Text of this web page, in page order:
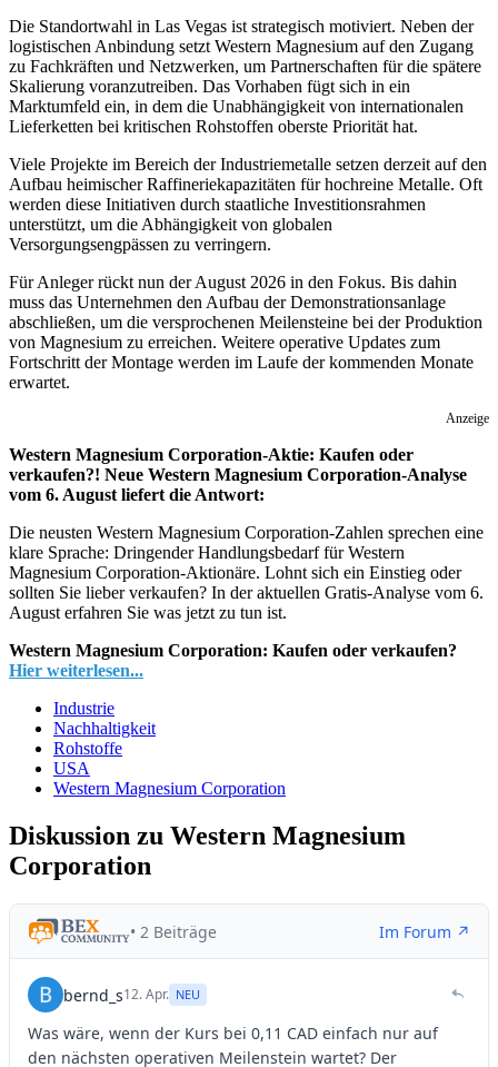
Die Standortwahl in Las Vegas ist strategisch motiviert. Neben der
logistischen Anbindung setzt Western Magnesium auf den Zugang
zu Fachkräften und Netzwerken, um Partnerschaften für die spätere
Skalierung voranzutreiben. Das Vorhaben fügt sich in ein
Marktumfeld ein, in dem die Unabhängigkeit von internationalen
Lieferketten bei kritischen Rohstoffen oberste Priorität hat.
Viele Projekte im Bereich der Industriemetalle setzen derzeit auf den
Aufbau heimischer Raffineriekapazitäten für hochreine Metalle. Oft
werden diese Initiativen durch staatliche Investitionsrahmen
unterstützt, um die Abhängigkeit von globalen
Versorgungsengpässen zu verringern.
Für Anleger rückt nun der August 2026 in den Fokus. Bis dahin
muss das Unternehmen den Aufbau der Demonstrationsanlage
abschließen, um die versprochenen Meilensteine bei der Produktion
von Magnesium zu erreichen. Weitere operative Updates zum
Fortschritt der Montage werden im Laufe der kommenden Monate
erwartet.
Anzeige
Western Magnesium Corporation-Aktie: Kaufen oder
verkaufen?! Neue Western Magnesium Corporation-Analyse
vom 6. August liefert die Antwort:
Die neusten Western Magnesium Corporation-Zahlen sprechen eine
klare Sprache: Dringender Handlungsbedarf für Western
Magnesium Corporation-Aktionäre. Lohnt sich ein Einstieg oder
sollten Sie lieber verkaufen? In der aktuellen Gratis-Analyse vom 6.
August erfahren Sie was jetzt zu tun ist.
Western Magnesium Corporation: Kaufen oder verkaufen?
Hier weiterlesen...
Industrie
Nachhaltigkeit
Rohstoffe
USA
Western Magnesium Corporation
Diskussion zu Western Magnesium
Corporation